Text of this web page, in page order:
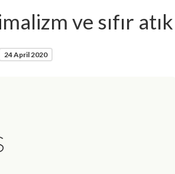
ve sıfır atık
24 April 2020